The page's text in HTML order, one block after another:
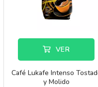
VER
Café Lukafe Intenso
y Molido